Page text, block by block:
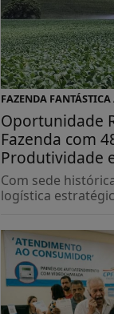
FAZENDA
Oportunidade
Fazenda com
Produtividade
Com sede
logística